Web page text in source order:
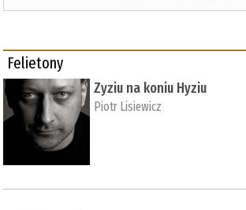
Felietony
Zyziu na koniu Hyziu
Piotr Lisiewicz